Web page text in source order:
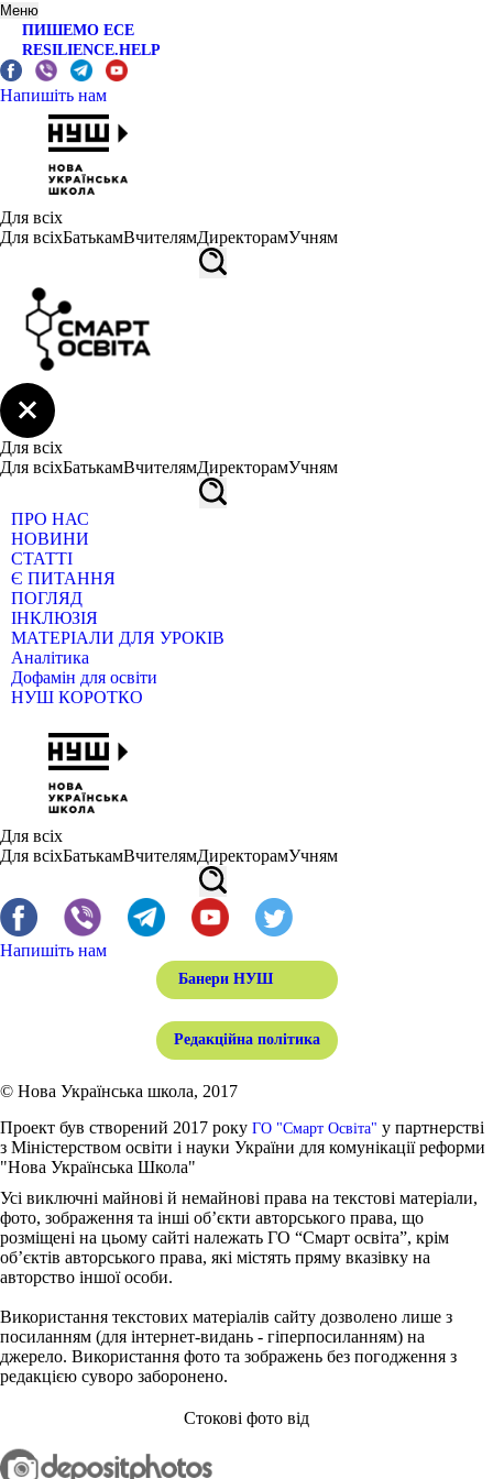
Меню
ПИШЕМО ЕСЕ
RESILIENCE.HELP
Напишіть нам
Для всіх
Для всіхБатькамВчителямДиректорамУчням
Для всіх
Для всіхБатькамВчителямДиректорамУчням
ПРО НАС
НОВИНИ
СТАТТІ
Є ПИТАННЯ
ПОГЛЯД
ІНКЛЮЗІЯ
МАТЕРІАЛИ ДЛЯ УРОКІВ
Аналітика
Дофамін для освіти
НУШ КОРОТКО
Для всіх
Для всіхБатькамВчителямДиректорамУчням
Напишіть нам
Банери НУШ
Редакційна політика
© Нова Українська школа, 2017
Проект був створений 2017 року ГО "Смарт Освіта" у партнерстві
з Міністерством освіти і науки України для комунікації реформи
"Нова Українська Школа"
Усі виключні майнові й немайнові права на текстові матеріали,
фото, зображення та інші об’єкти авторського права, що
розміщені на цьому сайті належать ГО “Смарт освіта”, крім
об’єктів авторського права, які містять пряму вказівку на
авторство іншої особи.
Використання текстових матеріалів сайту дозволено лише з
посиланням (для інтернет-видань - гіперпосиланням) на
джерело. Використання фото та зображень без погодження з
редакцією суворо заборонено.
Стокові фото від